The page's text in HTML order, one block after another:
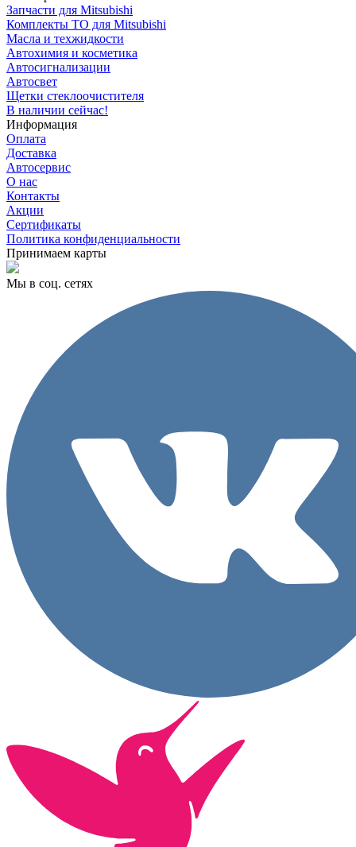
Запчасти для Mitsubishi
Комплекты ТО для Mitsubishi
Масла и техжидкости
Автохимия и косметика
Автосигнализации
Автосвет
Щетки стеклоочистителя
В наличии сейчас!
Информация
Оплата
Доставка
Автосервис
О нас
Контакты
Акции
Сертификаты
Политика конфиденциальности
Принимаем карты
Мы в соц. сетях